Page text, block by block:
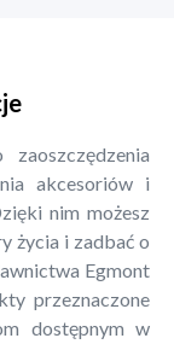
akcesoriów i
nim możesz
życia i zadbać o
Egmont
przeznaczone
dostępnym w